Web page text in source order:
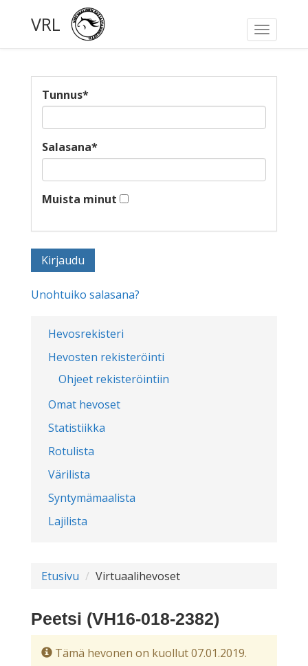
Toggle
VRL
Hevosrekisteri
Hevosten rekisteröinti
Ohjeet rekisteröintiin
Omat hevoset
Statistiikka
Rotulista
Värilista
Syntymämaalista
Lajilista
Tunnus*
Salasana*
Muista minut
Unohtuiko salasana?
Etusivu Virtuaalihevoset
Peetsi (VH16-018-2382)
Tämä hevonen on kuollut 07.01.2019.